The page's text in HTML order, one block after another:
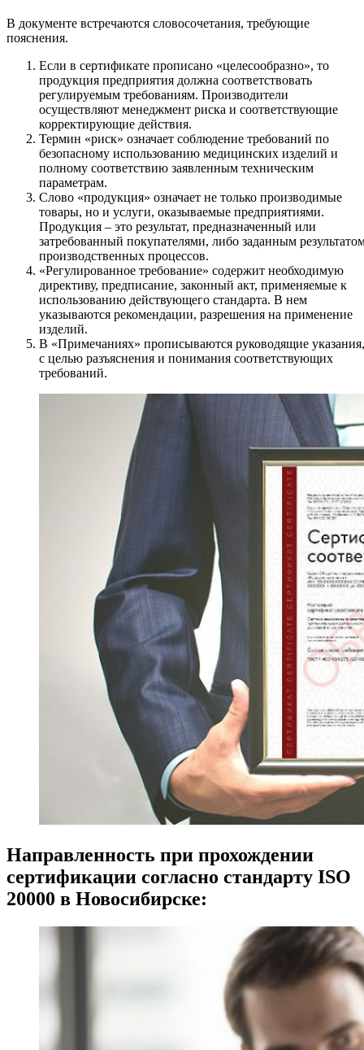
В документе встречаются словосочетания, требующие
пояснения.
Если в сертификате прописано «целесообразно», то
продукция предприятия должна соответствовать
регулируемым требованиям. Производители
осуществляют менеджмент риска и соответствующие
корректирующие действия.
Термин «риск» означает соблюдение требований по
безопасному использованию медицинских изделий и
полному соответствию заявленным техническим
параметрам.
Слово «продукция» означает не только производимые
товары, но и услуги, оказываемые предприятиями.
Продукция – это результат, предназначенный или
затребованный покупателями, либо заданным
производственных процессов.
«Регулированное требование» содержит необходимую
директиву, предписание, законный акт, применяемые к
использованию действующего стандарта. В нем
указываются рекомендации, разрешения на применение
изделий.
В «Примечаниях» прописываются руководящие указания,
с целью разъяснения и понимания соответствующих
требований.
Направленность при прохождении
сертификации согласно стандарту ISO
20000 в Новосибирске: